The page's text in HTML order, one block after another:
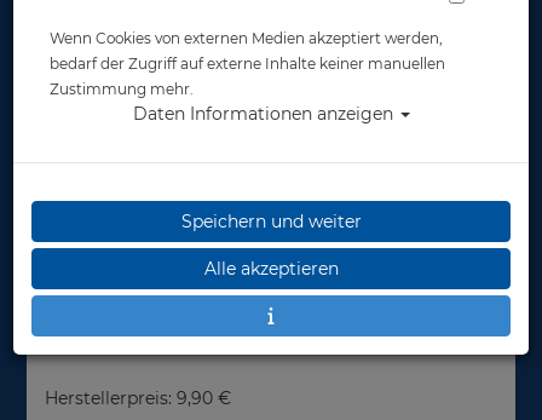
Artikelnr.: scu-11029100p
Herstellerpreis: 9,90 €
Wenn Cookies von externen Medien akzeptiert werden,
bedarf der Zugriff auf externe Inhalte keiner manuellen
Zustimmung mehr.
Daten Informationen anzeigen
Speichern und weiter
Alle akzeptieren